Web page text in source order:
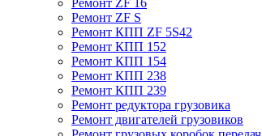
Ремонт ZF 16
Ремонт ZF S
Ремонт КПП ZF 5S42
Ремонт КПП 152
Ремонт КПП 154
Ремонт КПП 238
Ремонт КПП 239
Ремонт редуктора грузовика
Ремонт двигателей грузовиков